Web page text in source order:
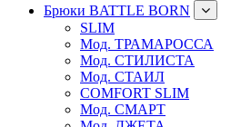
Брюки BATTLE BORN
SLIM
Мод. ТРАМАРОССА
Мод. СТИЛИСТА
Мод. СТАИЛ
COMFORT SLIM
Мод. СМАРТ